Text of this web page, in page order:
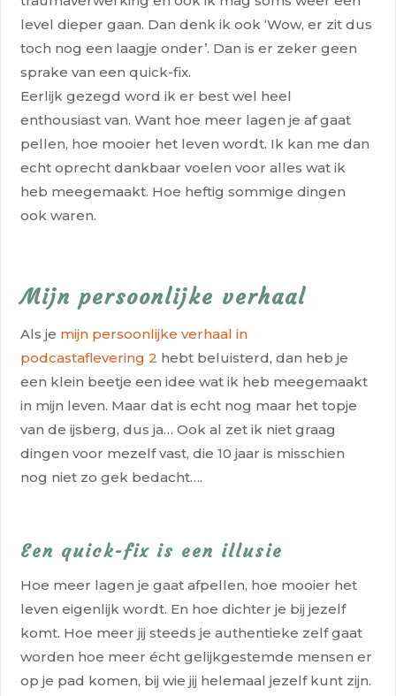
level dieper gaan. Dan denk ik ook‘Wow, er zit dus
toch nog een laagje onder’. Dan is er zeker geen
sprake van een quick-fix.
Eerlijk gezegd word ik er best wel heel
enthousiast van. Want hoe meer lagen je af gaat
pellen, hoe mooier het leven wordt. Ik kan me dan
echt oprecht dankbaar voelen voor alles wat ik
heb meegemaakt. Hoe heftig sommige dingen
ook waren.
Mijn persoonlijke verhaal
Als je mijn persoonlijke verhaal in
podcastaflevering 2 hebt beluisterd, dan heb je
een klein beetje een idee wat ik heb meegemaakt
in mijn leven. Maar dat is echt nog maar het topje
van de ijsberg, dus ja… Ook al zet ik niet graag
dingen voor mezelf vast, die 10 jaar is misschien
nog niet zo gek bedacht….
Een quick-fix is een illusie
Hoe meer lagen je gaat afpellen, hoe mooier het
leven eigenlijk wordt. En hoe dichter je bij jezelf
komt. Hoe meer jij steeds je authentieke zelf gaat
worden hoe meer écht gelijkgestemde mensen er
op je pad komen, bij wie jij helemaal jezelf kunt zijn.